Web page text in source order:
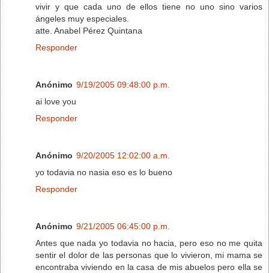
vivir y que cada uno de ellos tiene no uno sino varios
ángeles muy especiales.
atte. Anabel Pérez Quintana
Responder
Anónimo 9/19/2005 09:48:00 p.m.
ai love you
Responder
Anónimo 9/20/2005 12:02:00 a.m.
yo todavia no nasia eso es lo bueno
Responder
Anónimo 9/21/2005 06:45:00 p.m.
Antes que nada yo todavia no hacia, pero eso no me quita
sentir el dolor de las personas que lo vivieron, mi mama se
encontraba viviendo en la casa de mis abuelos pero ella se